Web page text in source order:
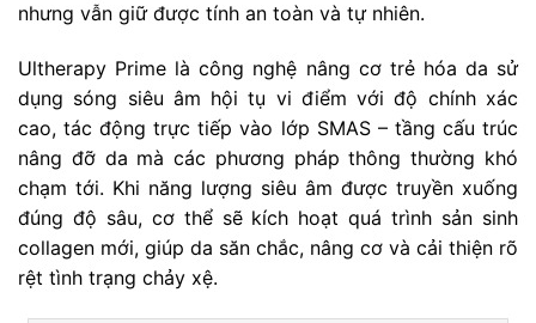
nhưng vẫn giữ được tính an toàn và tự nhiên.
Ultherapy Prime là công nghệ nâng cơ trẻ hóa da sử
dụng sóng siêu âm hội tụ vi điểm với độ chính xác
cao, tác động trực tiếp vào lớp SMAS – tầng cấu trúc
nâng đỡ da mà các phương pháp thông thường khó
chạm tới. Khi năng lượng siêu âm được truyền xuống
đúng độ sâu, cơ thể sẽ kích hoạt quá trình sản sinh
collagen mới, giúp da săn chắc, nâng cơ và cải thiện rõ
rệt tình trạng chảy xệ.